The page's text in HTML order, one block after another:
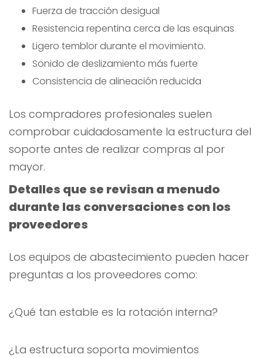
Fuerza de tracción desigual
Resistencia repentina cerca de las esquinas
Ligero temblor durante el movimiento.
Sonido de deslizamiento más fuerte
Consistencia de alineación reducida
Los compradores profesionales suelen
comprobar cuidadosamente la estructura del
soporte antes de realizar compras al por
mayor.
Detalles que se revisan a menudo
durante las conversaciones con los
proveedores
Los equipos de abastecimiento pueden hacer
preguntas a los proveedores como:
¿Qué tan estable es la rotación interna?
¿La estructura soporta movimientos